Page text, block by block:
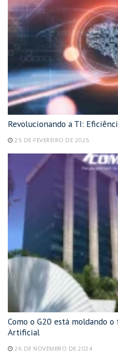
Revolucionando a TI:
25 DE FEVEREIRO DE 2025
Como o G20 está moldando
Artificial
26 DE NOVEMBRO DE 2024